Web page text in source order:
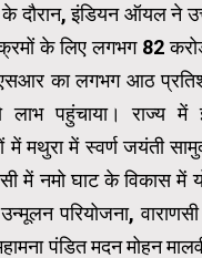
के दौरान, इंडियन ऑयल ने
के लिए लगभग 82
का लगभग आठ
लाभ पहुंचाया। राज्य
मथुरा में स्वर्ण जयंती
में नमो घाट के विकास में
परियोजना,
पंडित मदन मोहन